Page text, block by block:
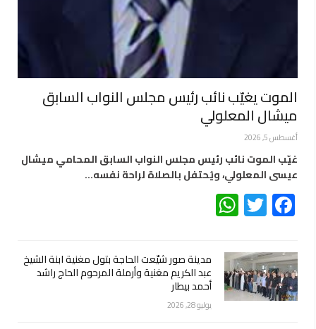
الموت يغيّب نائب رئيس مجلس النواب السابق
ميشال المعلولي
أغسطس 5, 2026
غيّب الموت نائب رئيس مجلس النواب السابق المحامي ميشال
عيسى المعلولي، ويُحتفل بالصلاة لراحة نفسه…
Facebook
Twitter
مدينة صور شيّعت الحاجة بتول مغنية ابنة الشيخ
عبد الكريم مغنية وأرملة المرحوم الحاج راشد
أحمد بيطار
يوليو 28, 2026